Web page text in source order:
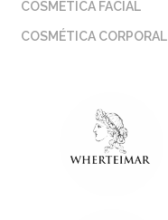
COSMÉTICA FACIAL
COSMÉTICA CORPORAL